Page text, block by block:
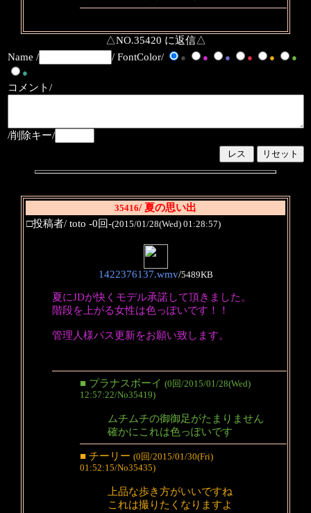
△NO.35420 に返信△
Name /
/ FontColor/ ● ● ● ● ●
●
●
コメント/
/削除キー/
35416/ 夏の思い出
□投稿者/ toto -0回-(2015/01/28(Wed) 01:28:57)
1422376137.wmv/5489KB
夏にJDが快くモデル承諾して頂きました。
階段を上がる女性は色っぽいです！！
管理人様パス更新をお願い致します。
■ プラナスボーイ (0回/2015/01/28(Wed)
12:57:22/No35419)
ムチムチの御御足がたまりません
確かにこれは色っぽいです
■ チーリー (0回/2015/01/30(Fri)
01:52:15/No35435)
上品な歩き方がいいですね
これは撮りたくなりますよ